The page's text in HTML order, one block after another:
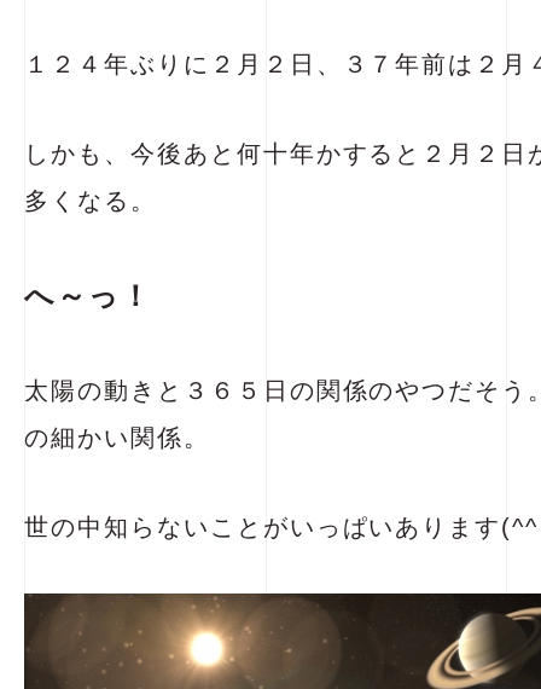
１２４年ぶりに２月２日、３７年前は２月
しかも、今後あと何十年かすると２月２日
多くなる。
へ～っ！
太陽の動きと３６５日の関係のやつだそう
の細かい関係。
世の中知らないことがいっぱいあります